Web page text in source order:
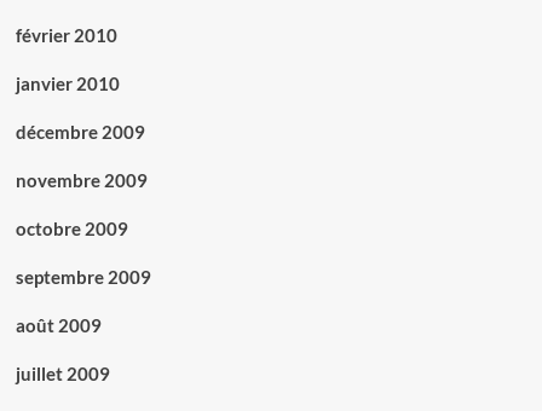
février 2010
janvier 2010
décembre 2009
novembre 2009
octobre 2009
septembre 2009
août 2009
juillet 2009